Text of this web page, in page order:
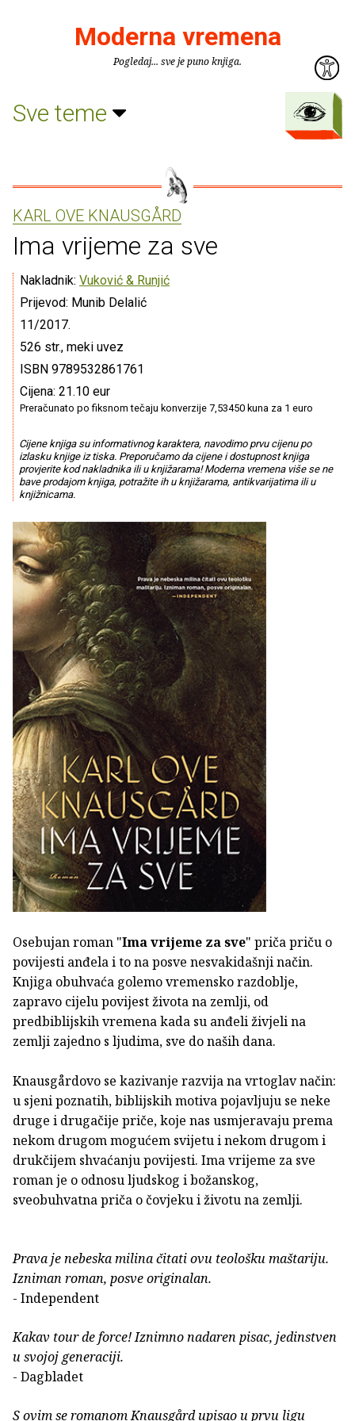
Moderna vremena
Pogledaj... sve je puno knjiga.
Sve teme
KARL OVE KNAUSGÅRD
Ima vrijeme za sve
Nakladnik: Vuković & Runjić
Prijevod: Munib Delalić
11/2017.
526 str., meki uvez
ISBN 9789532861761
Cijena: 21.10 eur
Preračunato po fiksnom tečaju konverzije 7,53450 kuna za 1 euro
Cijene knjiga su informativnog karaktera, navodimo prvu cijenu po
izlasku knjige iz tiska. Preporučamo da cijene i dostupnost knjiga
provjerite kod nakladnika ili u knjižarama! Moderna vremena više se ne
bave prodajom knjiga, potražite ih u knjižarama, antikvarijatima ili u
knjižnicama.
Osebujan roman "Ima vrijeme za sve" priča priču o
povijesti anđela i to na posve nesvakidašnji način.
Knjiga obuhvaća golemo vremensko razdoblje,
zapravo cijelu povijest života na zemlji, od
predbiblijskih vremena kada su anđeli živjeli na
zemlji zajedno s ljudima, sve do naših dana.
Knausgårdovo se kazivanje razvija na vrtoglav način:
u sjeni poznatih, biblijskih motiva pojavljuju se neke
druge i drugačije priče, koje nas usmjeravaju prema
nekom drugom mogućem svijetu i nekom drugom i
drukčijem shvaćanju povijesti. Ima vrijeme za sve
roman je o odnosu ljudskog i božanskog,
sveobuhvatna priča o čovjeku i životu na zemlji.
Prava je nebeska milina čitati ovu teološku maštariju.
Izniman roman, posve originalan.
- Independent
Kakav tour de force! Iznimno nadaren pisac, jedinstven
u svojoj generaciji.
- Dagbladet
S ovim se romanom Knausgård upisao u prvu ligu